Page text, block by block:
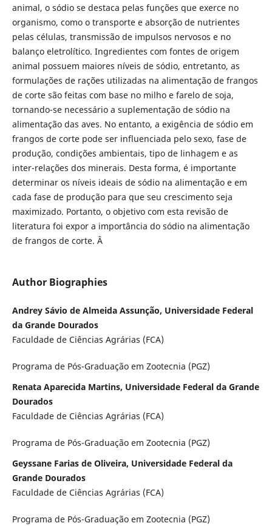
animal, o sódio se destaca pelas funções que exerce no
organismo, como o transporte e absorção de nutrientes
pelas células, transmissão de impulsos nervosos e no
balanço eletrolítico. Ingredientes com fontes de origem
animal possuem maiores níveis de sódio, entretanto, as
formulações de rações utilizadas na alimentação de frangos
de corte são feitas com base no milho e farelo de soja,
tornando-se necessário a suplementação de sódio na
alimentação das aves. No entanto, a exigência de sódio em
frangos de corte pode ser influenciada pelo sexo, fase de
produção, condições ambientais, tipo de linhagem e as
inter-relações dos minerais. Desta forma, é importante
determinar os níveis ideais de sódio na alimentação e em
cada fase de produção para que seu crescimento seja
maximizado. Portanto, o objetivo com esta revisão de
literatura foi expor a importância do sódio na alimentação
de frangos de corte. Â
Author Biographies
Andrey Sávio de Almeida Assunção, Universidade Federal
da Grande Dourados
Faculdade de Ciências Agrárias (FCA)
Programa de Pós-Graduação em Zootecnia (PGZ)
Renata Aparecida Martins, Universidade Federal da Grande
Dourados
Faculdade de Ciências Agrárias (FCA)
Programa de Pós-Graduação em Zootecnia (PGZ)
Geyssane Farias de Oliveira, Universidade Federal da
Grande Dourados
Faculdade de Ciências Agrárias (FCA)
Programa de Pós-Graduação em Zootecnia (PGZ)